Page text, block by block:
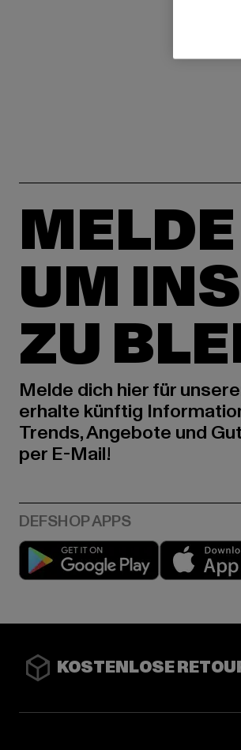
UM
ZU
Melde dich hier für
erhalte künftig
Trends, Angebote und
per E-Mail!
Play market
KOSTENLOSE